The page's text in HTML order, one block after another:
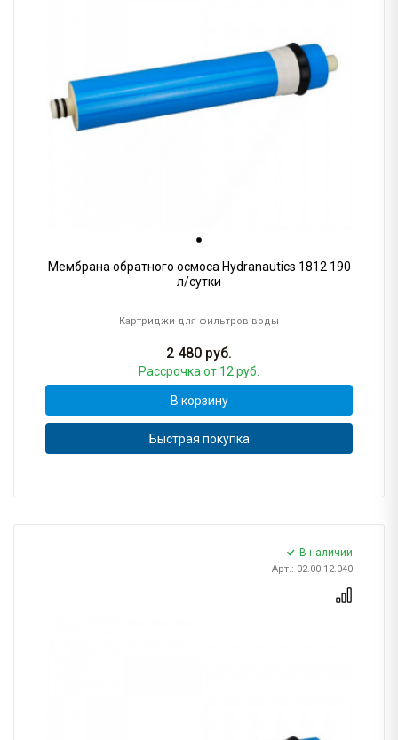
Мембрана обратного осмоса Hydranautics 1812 190
л/сутки
Картриджи для фильтров воды
2 480 руб.
Рассрочка от 12 руб.
В корзину
Быстрая покупка
В наличии
Арт.: 02.00.12.040